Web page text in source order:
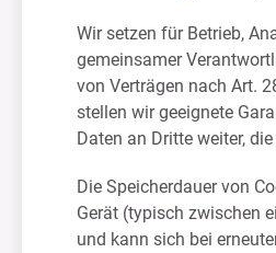
Wir setzen für Betrieb,
gemeinsamer
von Verträgen nach Art.
stellen wir geeignete
Daten an Dritte weiter,
Die Speicherdauer von
Gerät (typisch zwischen
und kann sich bei